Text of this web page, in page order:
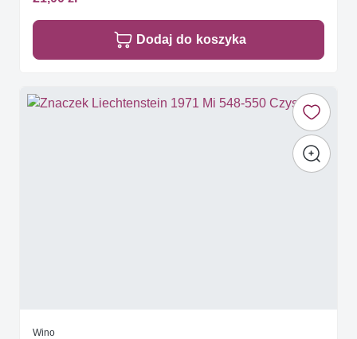
Dodaj do koszyka
Wino